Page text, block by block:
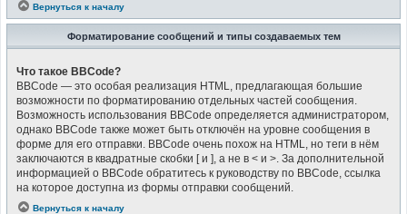
Вернуться к началу
Форматирование сообщений и типы создаваемых тем
Что такое BBCode?
BBCode — это особая реализация HTML, предлагающая большие
возможности по форматированию отдельных частей сообщения.
Возможность использования BBCode определяется администратором,
однако BBCode также может быть отключён на уровне сообщения в
форме для его отправки. BBCode очень похож на HTML, но теги в нём
заключаются в квадратные скобки [ и ], а не в < и >. За дополнительной
информацией о BBCode обратитесь к руководству по BBCode, ссылка
на которое доступна из формы отправки сообщений.
Вернуться к началу